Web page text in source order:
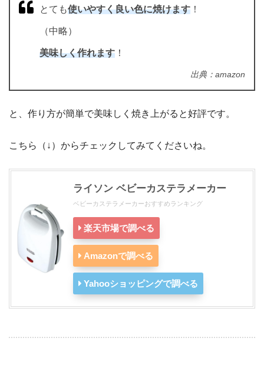
とても使いやすく良い色に焼けます ！
（中略）
美味しく作れます ！
出典：amazon
と、作り方が簡単で美味しく焼き上がると好評です。
こちら（↓）からチェックしてみてくださいね。
ライソン ベビーカステラメーカー
ベビーカステラメーカーおすすめランキング
楽天市場で調べる
Amazonで調べる
Yahooショッピングで調べる